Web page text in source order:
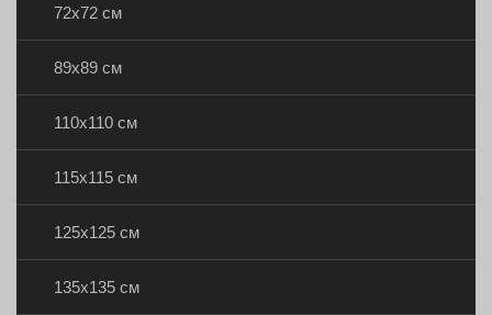
72х72 см
89х89 см
110х110 см
115х115 см
125х125 см
135х135 см